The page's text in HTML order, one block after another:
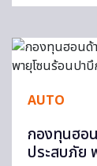
AUTO
กองทุนฮอ
ประสบภัย